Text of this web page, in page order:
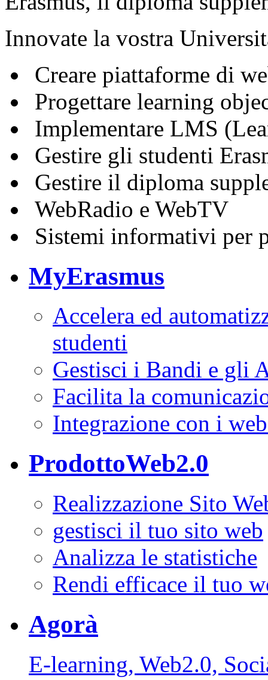
Innovate la vostra
Creare piattaforme di
Progettare learning
Implementare LMS
Gestire gli studenti
Gestire il diploma
WebRadio e WebTV
Sistemi informativi per
MyErasmus
Accelera ed
studenti
Gestisci i Bandi e gli
Facilita la
Integrazione con i
ProdottoWeb2.0
Realizzazione Sito
gestisci il tuo sito web
Analizza le statistiche
Rendi efficace il tuo
Agorà
E-learning, Web2.0,